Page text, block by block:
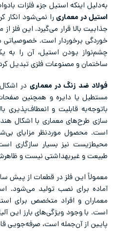
به‌دلیل اینکه استیل جزء فلزات
استیل در معماریرا نمی‌شود انکار
جذابیت بالا قرار می‌گیرد. این فلز
خوردگی برخوردار است. خصوصیاتی
چشم‌نواز بودن استیل، آن را به
ساختمان و مصنوعات فلزی تبدیل
فولاد ضد زنگ در معماری در
مستطیل یا دایره و همچنین
باتوجه‌به قابلیت و انعطاف‌پذیری
سازی طرح‌های معماری با اشکال
است. محصول موردنظر مزایای
محیط‌زیست نیز بسیار سازگاری
طبیعت و غیربهداشتی نیست و
معمولاً این فلز در قطعات از پیش
آماده برای نصب تولید می‌شود.
معماران و افراد متخصص برای
است. با وجود ویژگی‌های بارز این
پایین از آن‌جمله است، صرفه‌جویی